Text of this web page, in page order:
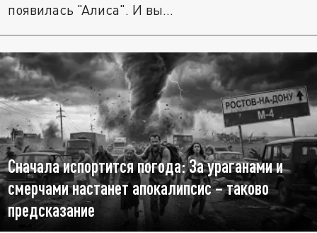
появилась "Алиса". И вы...
Сначала испортится погода: За ураганами и
смерчами настанет апокалипсис – таково
предсказание